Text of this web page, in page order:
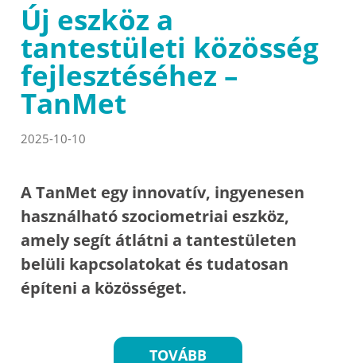
Új eszköz a
tantestületi közösség
fejlesztéséhez –
TanMet
2025-10-10
A TanMet egy innovatív, ingyenesen
használható szociometriai eszköz,
amely segít átlátni a tantestületen
belüli kapcsolatokat és tudatosan
építeni a közösséget.
TOVÁBB